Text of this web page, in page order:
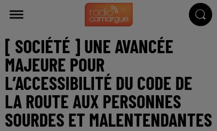
[ SOCIÉTÉ ] UNE AVANCÉE
MAJEURE POUR
L’ACCESSIBILITÉ DU CODE DE
LA ROUTE AUX PERSONNES
SOURDES ET MALENTENDANTES